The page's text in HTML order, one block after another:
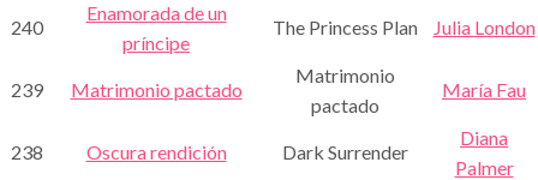
240
Enamorada de un
príncipe
The Princess Plan Julia London
239 Matrimonio pactado
Matrimonio
pactado
María Fau
238 Oscura rendición Dark Surrender
Diana
Palmer